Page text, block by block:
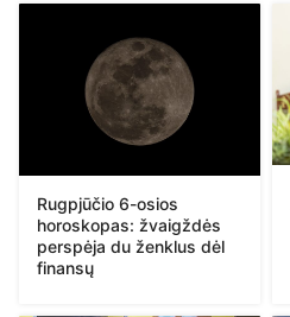
Rugpjūčio 6-osios
horoskopas: žvaigždės
perspėja du ženklus dėl
finansų